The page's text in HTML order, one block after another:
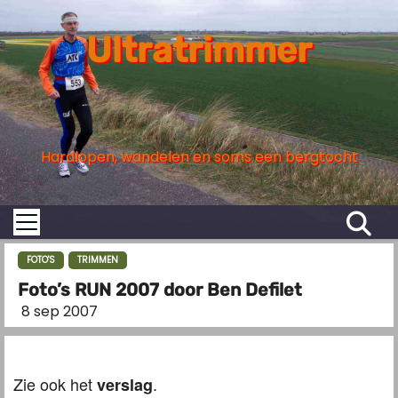
k
i
p
t
o
c
o
n
t
Ultratrimmer
Hardlopen, wandelen en soms een bergtocht
FOTO'S TRIMMEN
Foto’s RUN 2007 door Ben Defilet
8 sep 2007
Zie ook hetverslag.